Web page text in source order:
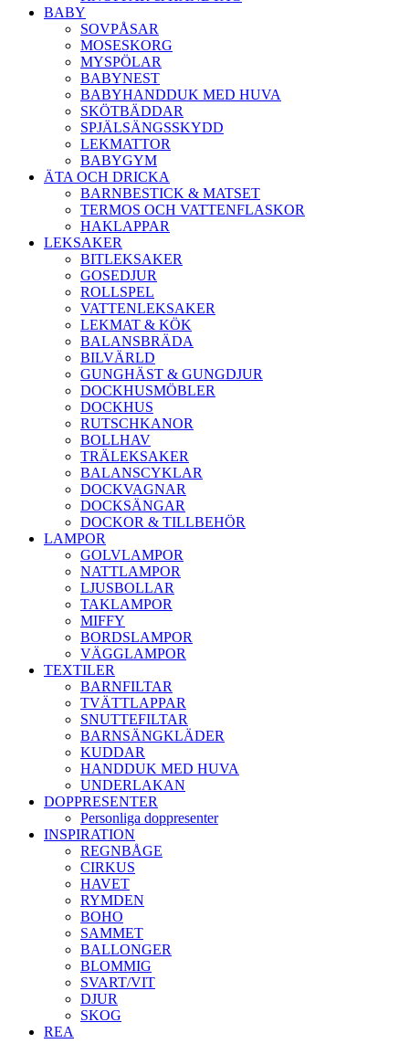
BABY
SOVPÅSAR
MOSESKORG
MYSPÖLAR
BABYNEST
BABYHANDDUK MED HUVA
SKÖTBÄDDAR
SPJÄLSÄNGSSKYDD
LEKMATTOR
BABYGYM
ÄTA OCH DRICKA
BARNBESTICK & MATSET
TERMOS OCH VATTENFLASKOR
HAKLAPPAR
LEKSAKER
BITLEKSAKER
GOSEDJUR
ROLLSPEL
VATTENLEKSAKER
LEKMAT & KÖK
BALANSBRÄDA
BILVÄRLD
GUNGHÄST & GUNGDJUR
DOCKHUSMÖBLER
DOCKHUS
RUTSCHKANOR
BOLLHAV
TRÄLEKSAKER
BALANSCYKLAR
DOCKVAGNAR
DOCKSÄNGAR
DOCKOR & TILLBEHÖR
LAMPOR
GOLVLAMPOR
NATTLAMPOR
LJUSBOLLAR
TAKLAMPOR
MIFFY
BORDSLAMPOR
VÄGGLAMPOR
TEXTILER
BARNFILTAR
TVÄTTLAPPAR
SNUTTEFILTAR
BARNSÄNGKLÄDER
KUDDAR
HANDDUK MED HUVA
UNDERLAKAN
DOPPRESENTER
Personliga doppresenter
INSPIRATION
REGNBÅGE
CIRKUS
HAVET
RYMDEN
BOHO
SAMMET
BALLONGER
BLOMMIG
SVART/VIT
DJUR
SKOG
REA